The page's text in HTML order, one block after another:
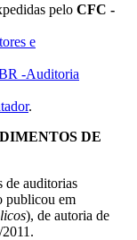
pelo CFC -
e
-Auditoria
.
DE
de auditorias
publicou em
), de autoria de